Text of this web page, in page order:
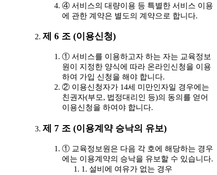
④ 서비스의 대량이용 등 특별한 서비스 이용
에 관한 계약은 별도의 계약으로 합니다.
제 6 조 (이용신청)
① 서비스를 이용하고자 하는 자는 교육정보
원이 지정한 양식에 따라 온라인신청을 이용
하여 가입 신청을 해야 합니다.
② 이용신청자가 14세 미만인자일 경우에는
친권자(부모, 법정대리인 등)의 동의를 얻어
이용신청을 하여야 합니다.
제 7 조 (이용계약 승낙의 유보)
① 교육정보원은 다음 각 호에 해당하는 경우
에는 이용계약의 승낙을 유보할 수 있습니다.
1. 설비에 여유가 없는 경우